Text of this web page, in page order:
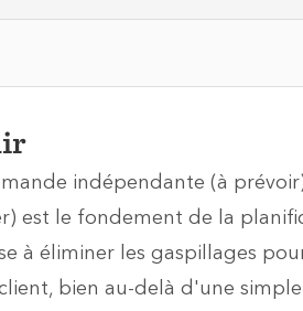
indépendante (à
est le fondement de la
à éliminer les gaspillages
bien au-delà d'une